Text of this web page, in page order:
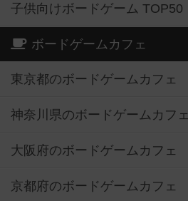
子供向けボードゲーム TOP50
ボードゲームカフェ
東京都のボードゲームカフェ
神奈川県のボードゲームカフェ
大阪府のボードゲームカフェ
京都府のボードゲームカフェ